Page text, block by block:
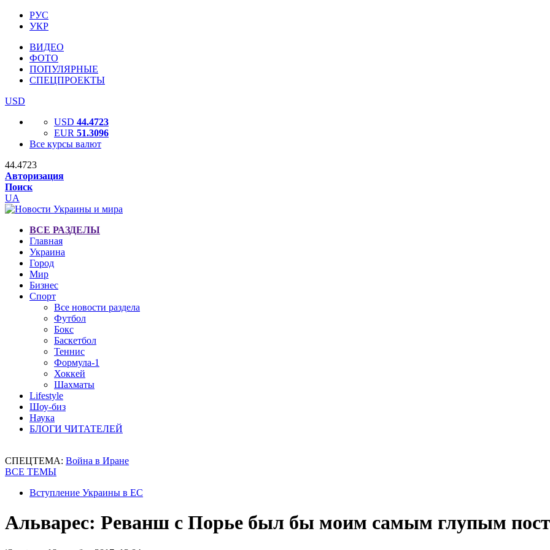
РУС
УКР
ВИДЕО
ФОТО
ПОПУЛЯРНЫЕ
СПЕЦПРОЕКТЫ
USD
USD 44.4723
EUR 51.3096
Все курсы валют
44.4723
Авторизация
Поиск
UA
ВСЕ РАЗДЕЛЫ
Главная
Украина
Город
Мир
Бизнес
Спорт
Все новости раздела
Футбол
Бокс
Баскетбол
Теннис
Формула-1
Хоккей
Шахматы
Lifestyle
Шоу-биз
Наука
БЛОГИ ЧИТАТЕЛЕЙ
СПЕЦТЕМА: Война в Иране
ВСЕ ТЕМЫ
Вступление Украины в ЕС
Альварес: Реванш с Порье был бы моим самым глупым